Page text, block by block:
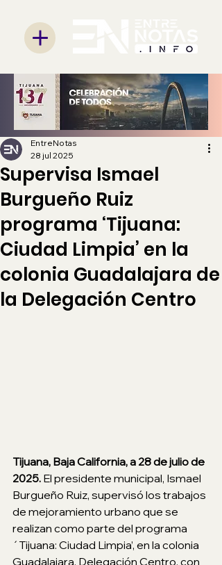
Supervisa Ismael
Burgueño Ruiz
programa ‘Tijuana:
Ciudad Limpia’ en la
colonia Guadalajara de
la Delegación Centro
EntreNotas
28 jul 2025
Tijuana, Baja California, a 28 de julio de
2025. El presidente municipal, Ismael
Burgueño Ruiz, supervisó los trabajos
de mejoramiento urbano que se
realizan como parte del programa
´Tijuana: Ciudad Limpia’, en la colonia
Guadalajara, Delegación Centro, con